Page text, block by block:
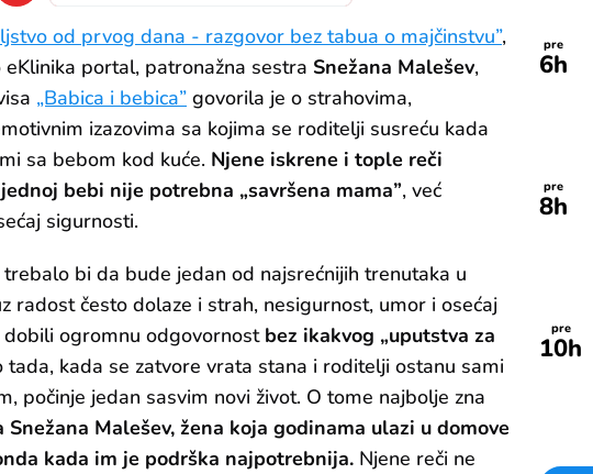
od prvog dana - razgovor bez tabua o majčinstvu”,
eKlinika portal, patronažna sestra Snežana Malešev,
„Babica i bebica” govorila je o strahovima,
izazovima sa kojima se roditelji susreću kada
sa bebom kod kuće. Njene iskrene i tople reči
bebi nije potrebna „savršena mama”, već
sigurnosti.
bi da bude jedan od najsrećnijih trenutaka u
radost često dolaze i strah, nesigurnost, umor i osećaj
ogromnu odgovornost bez ikakvog „uputstva za
tada, kada se zatvore vrata stana i roditelji ostanu sami
počinje jedan sasvim novi život. O tome najbolje zna
Malešev, žena koja godinama ulazi u domove
kada im je podrška najpotrebnija. Njene reči ne
pre
6h
pre
8h
pre
10h